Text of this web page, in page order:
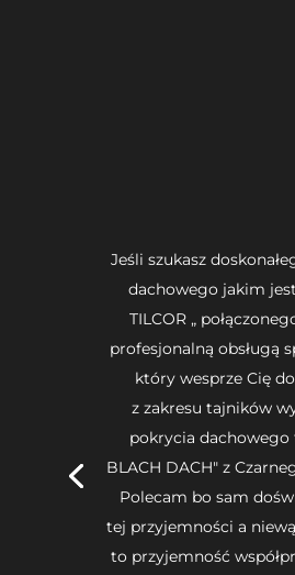
Jeśli szukasz
dachowego jakim
TILCOR „
profesjonalną obsługą
który wesprze Cię
z zakresu tajników
pokrycia dachowego
BLACH DACH" z
Polecam bo sam
tej przyjemności a
to przyjemność